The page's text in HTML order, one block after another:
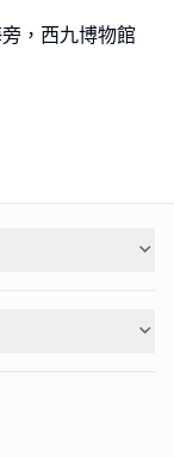
，西九博物館